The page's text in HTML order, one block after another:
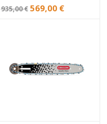
935,00€ Original
569,00 €Η